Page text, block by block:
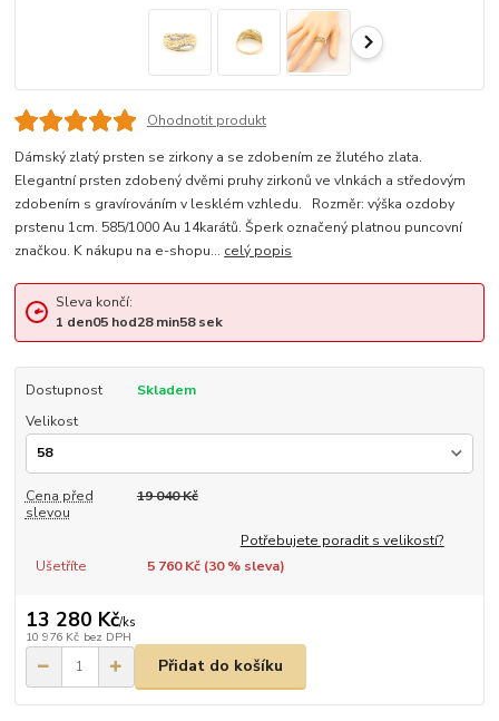
Ohodnotit produkt
Dámský zlatý prsten se zirkony a se zdobením ze žlutého zlata.
Elegantní prsten zdobený dvěmi pruhy zirkonů ve vlnkách a středovým
zdobením s gravírováním v lesklém vzhledu. Rozměr: výška ozdoby
prstenu 1cm. 585/1000 Au 14karátů. Šperk označený platnou puncovní
značkou. K nákupu na e-shopu... celý popis
Sleva končí:
1 den05hod28min57sek
Dostupnost
Skladem
Velikost
Cena před
slevou
19 040 Kč
Potřebujete poradit s velikostí?
Ušetříte
5 760 Kč (30% sleva)
13 280 Kč/ks
10 976 Kč bez DPH
Přidat do košíku